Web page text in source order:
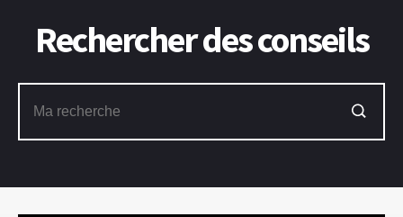
Rechercher des conseils